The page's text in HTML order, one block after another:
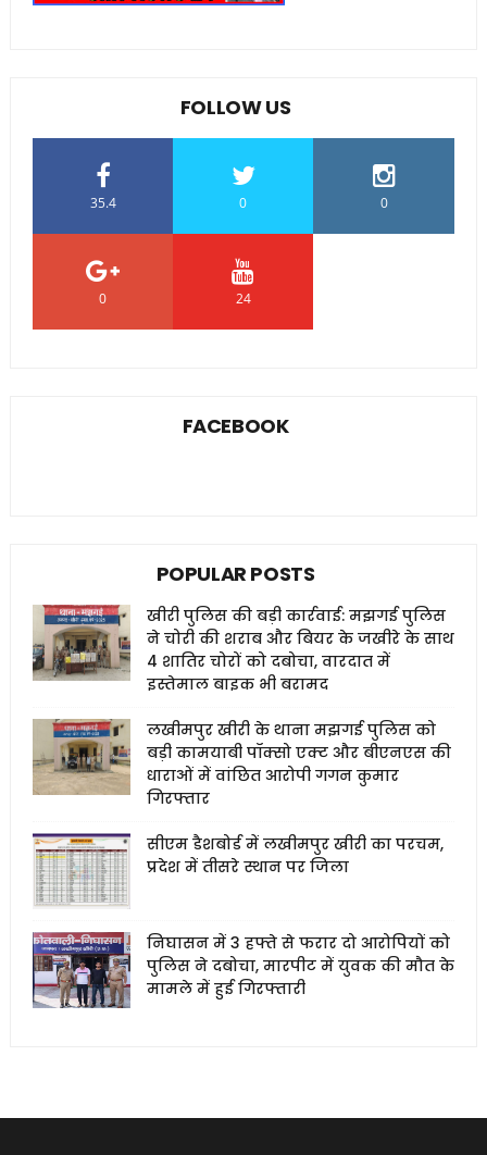
FOLLOW US
35.4 0 0
0 24
FACEBOOK
POPULAR POSTS
खीरी पुलिस की बड़ी कार्रवाई: मझगई पुलिस
ने चोरी की शराब और बियर के जखीरे के साथ
4 शातिर चोरों को दबोचा, वारदात में
इस्तेमाल बाइक भी बरामद
लखीमपुर खीरी के थाना मझगई पुलिस को
बड़ी कामयाबी पॉक्सो एक्ट और बीएनएस की
धाराओं में वांछित आरोपी गगन कुमार
गिरफ्तार
सीएम डैशबोर्ड में लखीमपुर खीरी का परचम,
प्रदेश में तीसरे स्थान पर जिला
निघासन में 3 हफ्ते से फरार दो आरोपियों को
पुलिस ने दबोचा, मारपीट में युवक की मौत के
मामले में हुई गिरफ्तारी